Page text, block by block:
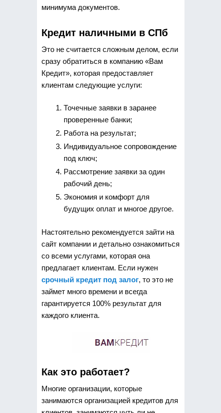
минимума документов.
Кредит наличными в СПб
Это не считается сложным делом, если
сразу обратиться в компанию «Вам
Кредит», которая предоставляет
клиентам следующие услуги:
Точечные заявки в заранее
проверенные банки;
Работа на результат;
Индивидуальное сопровождение
под ключ;
Рассмотрение заявки за один
рабочий день;
Экономия и комфорт для
будущих оплат и многое другое.
Настоятельно рекомендуется зайти на
сайт компании и детально ознакомиться
со всеми услугами, которая она
предлагает клиентам. Если нужен
срочный кредит под залог, то это не
займет много времени и всегда
гарантируется 100% результат для
каждого клиента.
Как это работает?
Многие организации, которые
занимаются организацией кредитов для